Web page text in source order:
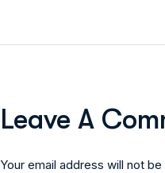
Leave A
Your email address will not